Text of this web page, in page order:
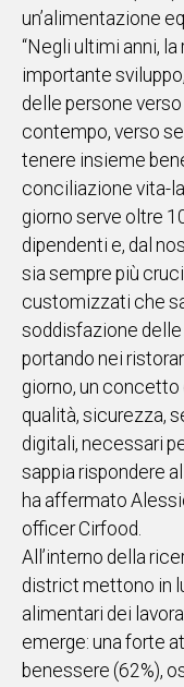
un’alimentazione
“Negli ultimi anni,
importante
delle persone verso
contempo, verso
tenere insieme
conciliazione vita-
giorno serve oltre
dipendenti e, dal
sia sempre più
customizzati che
soddisfazione
portando nei
giorno, un
qualità, sicurezza,
digitali, necessari
sappia rispondere
ha affermato
officer Cirfood.
All’interno della
district mettono in
alimentari dei
emerge: una forte
benessere (62%),